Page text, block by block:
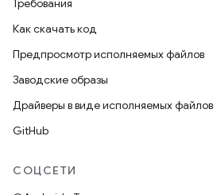
Требования
Как скачать код
Предпросмотр исполняемых файлов
Заводские образы
Драйверы в виде исполняемых файлов
GitHub
СОЦСЕТИ